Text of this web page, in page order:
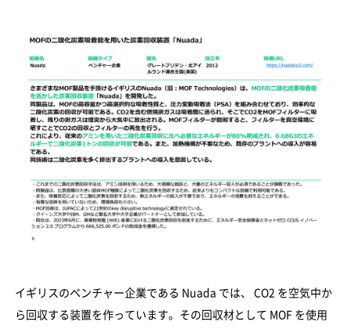
イギリスのベンチャー企業である Nuada では、 CO2 を空気中か
ら回収する装置を作っています。その回収材として MOF を使用